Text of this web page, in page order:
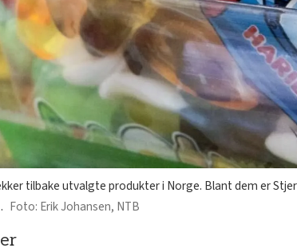
tilbake utvalgte produkter i Norge. Blant dem er
Erik Johansen, NTB